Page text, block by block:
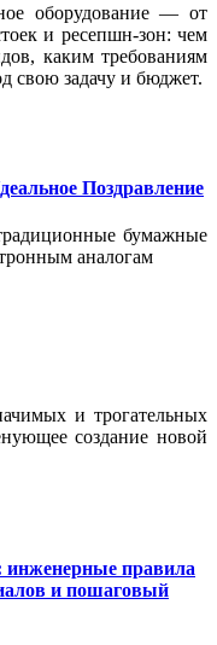
оборудование — от
и ресепшн-зон: чем
каким требованиям
свою задачу и бюджет.
Поздравление
бумажные
аналогам
и трогательных
создание новой
инженерные правила
и пошаговый